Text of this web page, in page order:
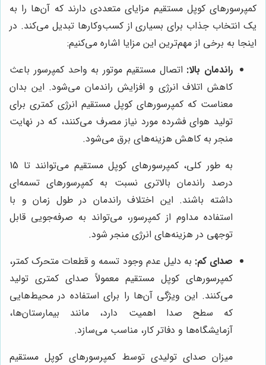
کمپرسورهای کوپل مستقیم مزایای متعددی دارند که آن‌ها را به
یک انتخاب جذاب برای بسیاری از کسب‌وکارها تبدیل می‌کند. در
اینجا به برخی از مهم‌ترین این مزایا اشاره می‌کنیم:
راندمان بالا: اتصال مستقیم موتور به واحد کمپرسور باعث
کاهش اتلاف انرژی و افزایش راندمان می‌شود. این بدان
معناست که کمپرسورهای کوپل مستقیم انرژی کمتری برای
تولید هوای فشرده مورد نیاز مصرف می‌کنند، که در نهایت
منجر به کاهش هزینه‌های برق می‌شود.
به طور کلی، کمپرسورهای کوپل مستقیم می‌توانند تا 15
درصد راندمان بالاتری نسبت به کمپرسورهای تسمه‌ای
داشته باشند. این اختلاف راندمان در طول زمان و با
استفاده مداوم از کمپرسور، می‌تواند به صرفه‌جویی قابل
توجهی در هزینه‌های انرژی منجر شود.
صدای کم: به دلیل عدم وجود تسمه و قطعات متحرک کمتر،
کمپرسورهای کوپل مستقیم معمولاً صدای کمتری تولید
می‌کنند. این ویژگی آن‌ها را برای استفاده در محیط‌هایی
که سطح صدا اهمیت دارد، مانند بیمارستان‌ها،
آزمایشگاه‌ها و دفاتر کار، مناسب می‌سازد.
میزان صدای تولیدی توسط کمپرسورهای کوپل مستقیم